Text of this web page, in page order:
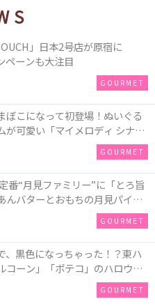
」日本2号店が原宿に
ペーンも大注目
GOURMET
ぼこになって初登場！ぬいぐる
が可愛い「マイメロディ シナモ
新発売
GOURMET
番“月見ファミリー”に「とろ旨
んバターとおもちの月見パイ」
ク 山梨県産シャインマスカット
GOURMET
、黒色になっちゃった！？東ハ
コーン」「ポテコ」のハロウィ
♪
GOURMET